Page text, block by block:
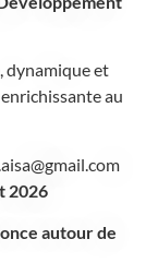
limite d’âge
un vrai repos
de
nous
être une
dynamique et
au
2026
autour de